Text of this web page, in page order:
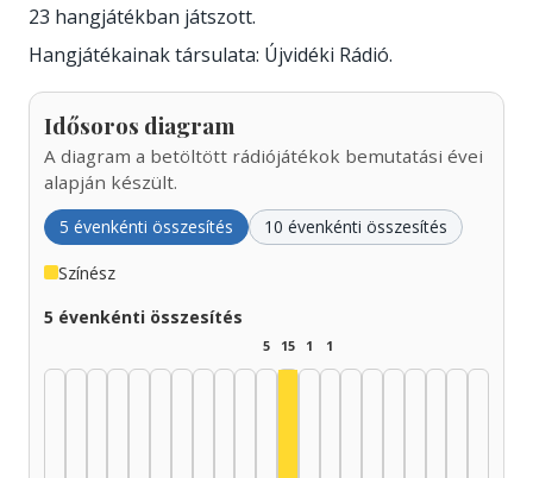
23 hangjátékban játszott.
Hangjátékainak társulata: Újvidéki Rádió.
Idősoros diagram
A diagram a betöltött rádiójátékok bemutatási évei
alapján készült.
5 évenkénti összesítés 10 évenkénti összesítés
Színész
5 évenkénti összesítés
5 15 1 1